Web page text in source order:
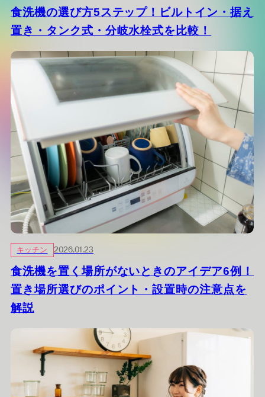
食洗機の選び方5ステップ！ビルトイン・据え
置き・タンク式・分岐水栓式を比較！
キッチン 2026.01.23
食洗機を置く場所がないときのアイデア6例！
置き場所選びのポイント・設置時の注意点を
解説